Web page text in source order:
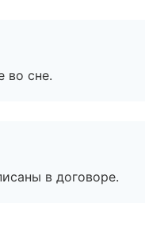
во сне.
в договоре.